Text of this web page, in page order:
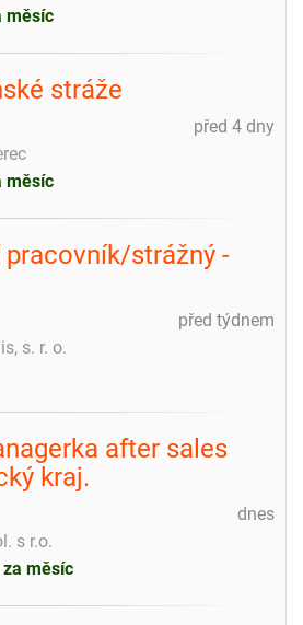
měsíc
stráže
před 4 dny
měsíc
strážný -
před týdnem
s. r. o.
after sales
kraj.
dnes
s r.o.
měsíc